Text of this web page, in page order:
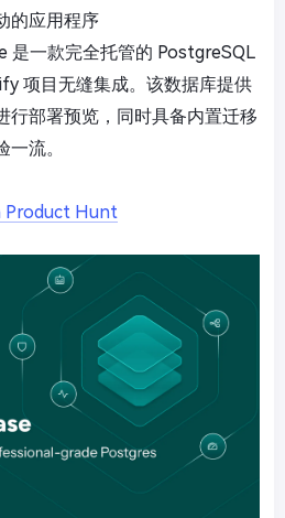
的应用程序
是一款完全托管的 PostgreSQL
项目无缝集成。该数据库提供
行部署预览，同时具备内置迁移
流。
Product Hunt